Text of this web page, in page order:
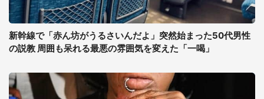
新幹線で「赤ん坊がうるさいんだよ」突然始まった50代男性
の説教 周囲も呆れる最悪の雰囲気を変えた「一喝」